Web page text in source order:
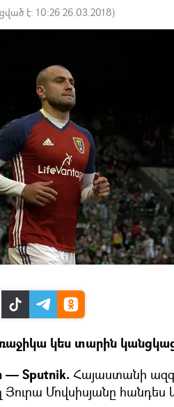
է: 10:26 26.03.2018)
կես տարին
Sputnik. Հայաստանի
Մովսիսյանը հանդես